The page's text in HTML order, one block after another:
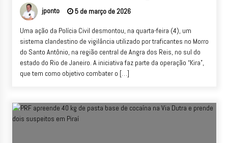
jponto 5 de março de 2026
Uma ação da Polícia Civil desmontou, na quarta-feira (4), um
sistema clandestino de vigilância utilizado por traficantes no Morro
do Santo Antônio, na região central de Angra dos Reis, no sul do
estado do Rio de Janeiro. A iniciativa faz parte da operação “Kira”,
que tem como objetivo combater o […]